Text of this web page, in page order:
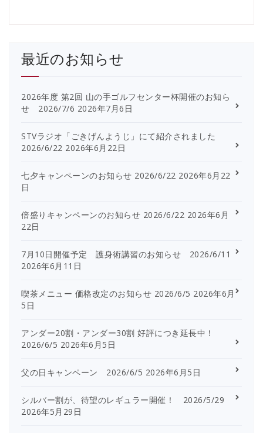
最近のお知らせ
2026年度 第2回 山の手ゴルフセンター杯開催のお知ら
せ 2026/7/6 2026年7月6日
STVラジオ「ごきげんようじ」にて紹介されました
2026/6/22 2026年6月22日
七夕キャンペーンのお知らせ 2026/6/22 2026年6月22
日
倍盛りキャンペーンのお知らせ 2026/6/22 2026年6月
22日
7月10日開催予定 護身術講習のお知らせ 2026/6/11
2026年6月11日
喫茶メニュー 価格改定のお知らせ 2026/6/5 2026年6月
5日
アンダー20割・アンダー30割 好評につき延長中！
2026/6/5 2026年6月5日
父の日キャンペーン 2026/6/5 2026年6月5日
シルバー割が、待望のレギュラー開催！ 2026/5/29
2026年5月29日